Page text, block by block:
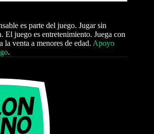
es parte del juego. Jugar sin
El juego es entretenimiento. Juega con
la venta a menores de edad. Apoyo
.